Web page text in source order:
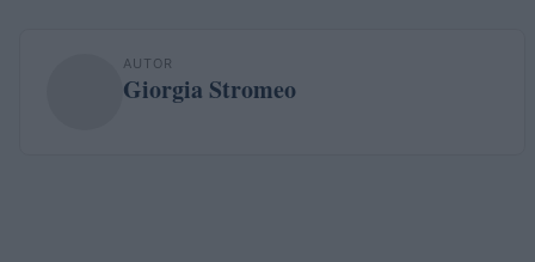
AUTOR
Giorgia Stromeo